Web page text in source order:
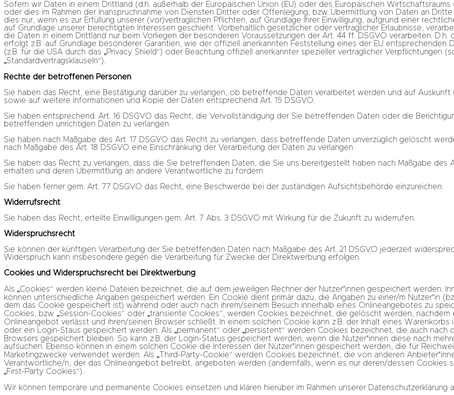
Sofern wir Daten in einem Drittland (d.h. außerhalb der Europäischen Union (EU) oder des Europäischen Wirtschaftsraums
oder dies im Rahmen der Inanspruchnahme von Diensten Dritter oder Offenlegung, bzw. Übermittlung von Daten an
dies nur, wenn es zur Erfüllung unserer (vor)vertraglichen Pflichten, auf Grundlage Ihrer Einwilligung, aufgrund einer
auf Grundlage unserer berechtigten Interessen geschieht. Vorbehaltlich gesetzlicher oder vertraglicher Erlaubnisse,
die Daten in einem Drittland nur beim Vorliegen der besonderen Voraussetzungen der Art. 44 ff. DSGVO verarbeiten. D.h.
erfolgt z.B. auf Grundlage besonderer Garantien, wie der offiziell anerkannten Feststellung eines der EU entsprechenden
(z.B. für die USA durch das „Privacy Shield“) oder Beachtung offiziell anerkannter spezieller vertraglicher Verpflichtungen
„Standardvertragsklauseln“).
Rechte der betroffenen Personen
Sie haben das Recht, eine Bestätigung darüber zu verlangen, ob betreffende Daten verarbeitet werden und auf Auskunft
sowie auf weitere Informationen und Kopie der Daten entsprechend Art. 15 DSGVO.
Sie haben entsprechend. Art. 16 DSGVO das Recht, die Vervollständigung der Sie betreffenden Daten oder die
betreffenden unrichtigen Daten zu verlangen.
Sie haben nach Maßgabe des Art. 17 DSGVO das Recht zu verlangen, dass betreffende Daten unverzüglich gelöscht
nach Maßgabe des Art. 18 DSGVO eine Einschränkung der Verarbeitung der Daten zu verlangen.
Sie haben das Recht zu verlangen, dass die Sie betreffenden Daten, die Sie uns bereitgestellt haben nach Maßgabe des
erhalten und deren Übermittlung an andere Verantwortliche zu fordern.
Sie haben ferner gem. Art. 77 DSGVO das Recht, eine Beschwerde bei der zuständigen Aufsichtsbehörde einzureichen.
Widerrufsrecht
Sie haben das Recht, erteilte Einwilligungen gem. Art. 7 Abs. 3 DSGVO mit Wirkung für die Zukunft zu widerrufen.
Widerspruchsrecht
Sie können der künftigen Verarbeitung der Sie betreffenden Daten nach Maßgabe des Art. 21 DSGVO jederzeit
Widerspruch kann insbesondere gegen die Verarbeitung für Zwecke der Direktwerbung erfolgen.
Cookies und Widerspruchsrecht bei Direktwerbung
Als „Cookies“ werden kleine Dateien bezeichnet, die auf dem jeweiligen Rechner der Nutzer*innen gespeichert werden.
können unterschiedliche Angaben gespeichert werden. Ein Cookie dient primär dazu, die Angaben zu einer/m Nutzer*in
dem das Cookie gespeichert ist) während oder auch nach ihrem/seinem Besuch innerhalb eines Onlineangebotes zu
Cookies, bzw. „Session-Cookies“ oder „transiente Cookies“, werden Cookies bezeichnet, die gelöscht werden, nachdem
Onlineangebot verlässt und ihren/seinen Browser schließt. In einem solchen Cookie kann z.B. der Inhalt eines Warenkorbs
oder ein Login-Staus gespeichert werden. Als „permanent“ oder „persistent“ werden Cookies bezeichnet, die auch nach
Browsers gespeichert bleiben. So kann z.B. der Login-Status gespeichert werden, wenn die Nutzer*innen diese nach
aufsuchen. Ebenso können in einem solchen Cookie die Interessen der Nutzer*innen gespeichert werden, die für
Marketingzwecke verwendet werden. Als „Third-Party-Cookie“ werden Cookies bezeichnet, die von anderen
Verantwortliche/n, der das Onlineangebot betreibt, angeboten werden (andernfalls, wenn es nur deren/dessen Cookies
„First-Party Cookies“).
Wir können temporäre und permanente Cookies einsetzen und klären hierüber im Rahmen unserer Datenschutzerklärung